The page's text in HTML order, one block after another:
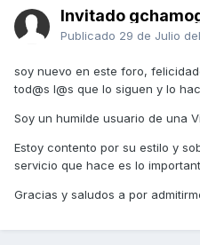
Invitado
Publicado 29 de Julio
soy nuevo en este foro,
tod@s l@s que lo siguen y lo
Soy un humilde usuario de una
Estoy contento por su estilo y
servicio que hace es lo
Gracias y saludos a por